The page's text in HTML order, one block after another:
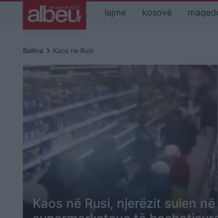
lajme kosovë
Ballina keyboard_arrow_right Kaos ne Rusi
Kaos në Rusi, njerëzit sulen